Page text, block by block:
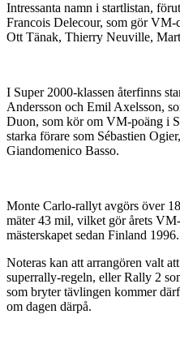
Intressanta namn i startlistan,
Francois Delecour, som gör
Ott Tänak, Thierry Neuville,
I Super 2000-klassen återfinns
Andersson och Emil Axelsson,
Duon, som kör om VM-poäng i
starka förare som Sébastien
Giandomenico Basso.
Monte Carlo-rallyt avgörs över
mäter 43 mil, vilket gör årets
mästerskapet sedan Finland 1996.
Noteras kan att arrangören valt
superrally-regeln, eller Rally 2
som bryter tävlingen kommer
om dagen därpå.